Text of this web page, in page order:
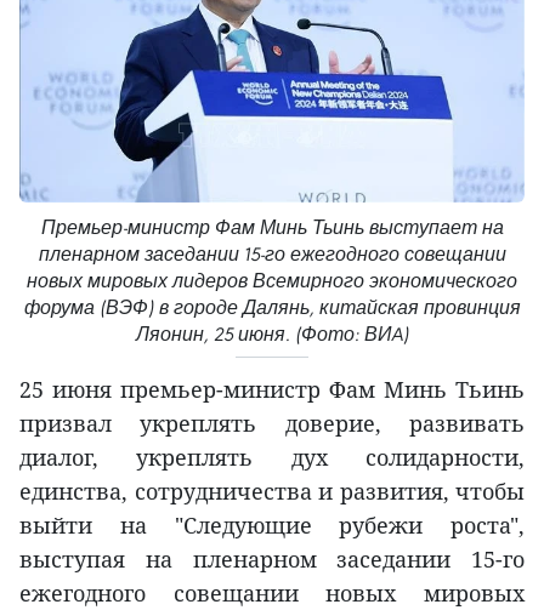
Премьер-министр Фам Минь Тьинь выступает на
пленарном заседании 15-го ежегодного совещании
новых мировых лидеров Всемирного экономического
форума (ВЭФ) в городе Далянь, китайская провинция
Ляонин, 25 июня. (Фото: ВИA)
25 июня премьер-министр Фам Минь Тьинь
призвал укреплять доверие, развивать
диалог, укреплять дух солидарности,
единства, сотрудничества и развития, чтобы
выйти на "Следующие рубежи роста",
выступая на пленарном заседании 15-го
ежегодного совещании новых мировых